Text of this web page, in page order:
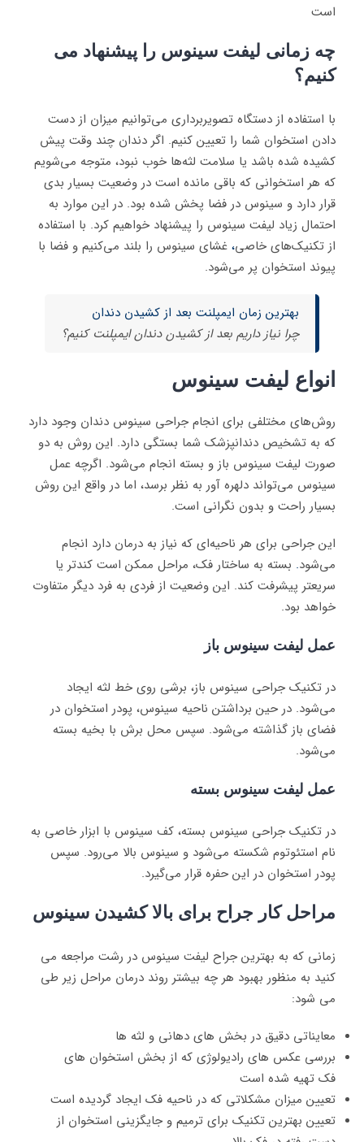
است
چه زمانی لیفت سینوس را پیشنهاد می
کنیم؟
با استفاده از دستگاه تصویربرداری می‌توانیم میزان از دست
دادن استخوان شما را تعیین کنیم. اگر دندان چند وقت پیش
کشیده شده باشد یا سلامت لثه‌ها خوب نبود، متوجه می‌شویم
که هر استخوانی که باقی مانده است در وضعیت بسیار بدی
قرار دارد و سینوس در فضا پخش شده بود. در این موارد به
احتمال زیاد لیفت سینوس را پیشنهاد خواهیم کرد. با استفاده
از تکنیک‌های خاصی، غشای سینوس را بلند می‌کنیم و فضا با
پیوند استخوان پر می‌شود.
بهترین زمان ایمپلنت بعد از کشیدن دندان
چرا نیاز داریم بعد از کشیدن دندان ایمپلنت کنیم؟
انواع لیفت سینوس
روش‌های مختلفی برای انجام جراحی سینوس دندان وجود دارد
که به تشخیص دندانپزشک شما بستگی دارد. این روش به دو
صورت لیفت سینوس باز و بسته انجام می‌شود. اگرچه عمل
سینوس می‌تواند دلهره آور به نظر برسد، اما در واقع این روش
بسیار راحت و بدون نگرانی است.
این جراحی برای هر ناحیه‌ای که نیاز به درمان دارد انجام
می‌شود. بسته به ساختار فک، مراحل ممکن است کندتر یا
سریعتر پیشرفت کند. این وضعیت از فردی به فرد دیگر متفاوت
خواهد بود.
عمل لیفت سینوس باز
در تکنیک جراحی سینوس باز، برشی روی خط لثه ایجاد
می‌شود. در حین برداشتن ناحیه سینوس، پودر استخوان در
فضای باز گذاشته می‌شود. سپس محل برش با بخیه بسته
می‌شود.
عمل لیفت سینوس بسته
در تکنیک جراحی سینوس بسته، کف سینوس با ابزار خاصی به
نام استئوتوم شکسته می‌شود و سینوس بالا می‌رود. سپس
پودر استخوان در این حفره قرار می‌گیرد.
مراحل کار جراح برای بالا کشیدن سینوس
زمانی که به بهترین جراح لیفت سینوس در رشت مراجعه می
کنید به منظور بهبود هر چه بیشتر روند درمان مراحل زیر طی
می شود:
معایناتی دقیق در بخش های دهانی و لثه ها
بررسی عکس های رادیولوژی که از بخش استخوان های
فک تهیه شده است
تعیین میزان مشکلاتی که در ناحیه فک ایجاد گردیده است
تعیین بهترین تکنیک برای ترمیم و جایگزینی استخوان از